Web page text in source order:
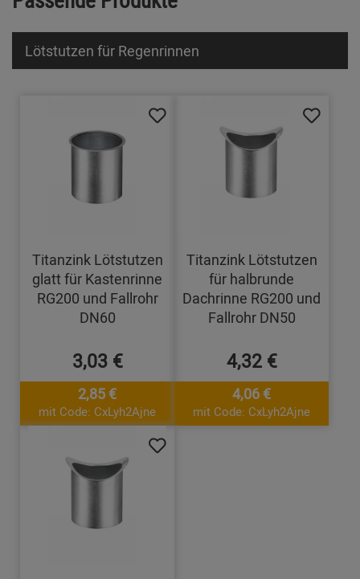
Lötstutzen für Regenrinnen
Titanzink Lötstutzen
glatt für Kastenrinne
RG200 und Fallrohr
DN60
3,03 €
2,85 €
mit Code: CxLyh2Ajne
Titanzink Lötstutzen
für halbrunde
Dachrinne RG200 und
Fallrohr DN50
4,32 €
4,06 €
mit Code: CxLyh2Ajne